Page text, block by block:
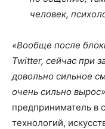
человек,
«Вообще после
Twitter, сейчас при
довольно сильное
очень сильно
предприниматель в
технологий,